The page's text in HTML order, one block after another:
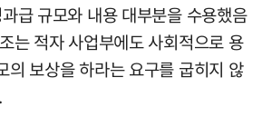
급 규모와 내용 대부분을 수용했음
는 적자 사업부에도 사회적으로 용
의 보상을 하라는 요구를 굽히지 않